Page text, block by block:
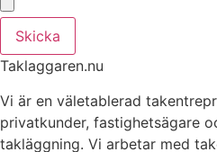
Skicka
Taklaggaren.nu
Vi är en väletablerad
privatkunder, fastighetsägare
takläggning. Vi arbetar med